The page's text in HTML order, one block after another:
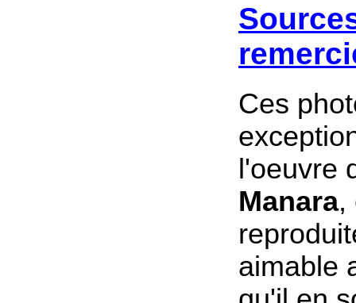
Ces
l'oeuvre
Manara,
aimable